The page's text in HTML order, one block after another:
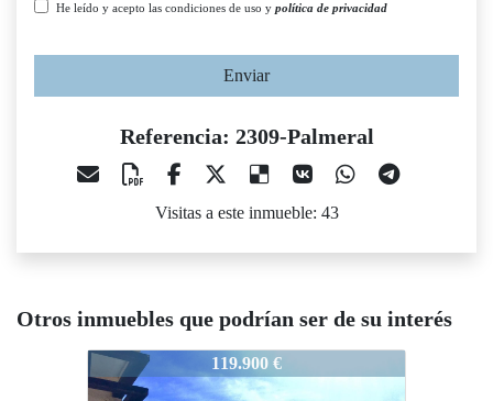
He leído y acepto las condiciones de uso y política de privacidad
Enviar
Referencia: 2309-Palmeral
Visitas a este inmueble: 43
Otros inmuebles que podrían ser de su interés
2309-Palmeral119.900 €
2309-Palmeral119.900 €